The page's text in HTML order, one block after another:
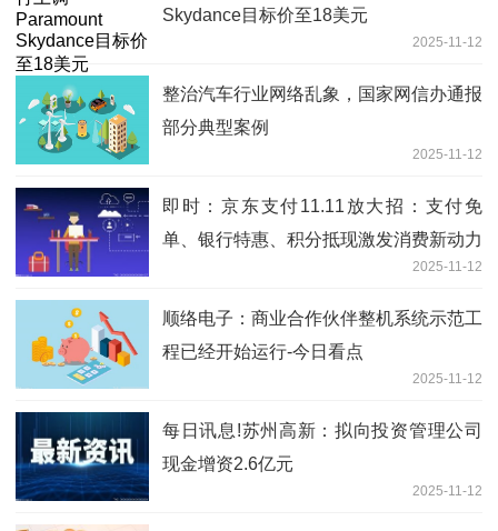
Skydance目标价至18美元
2025-11-12
整治汽车行业网络乱象，国家网信办通报
部分典型案例
2025-11-12
即时：京东支付11.11放大招：支付免
单、银行特惠、积分抵现激发消费新动力
2025-11-12
顺络电子：商业合作伙伴整机系统示范工
程已经开始运行-今日看点
2025-11-12
每日讯息!苏州高新：拟向投资管理公司
现金增资2.6亿元
2025-11-12